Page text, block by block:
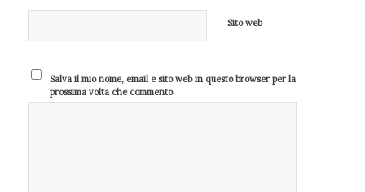
Sito web
Salva il mio nome, email e sito web in questo browser per la
prossima volta che commento.